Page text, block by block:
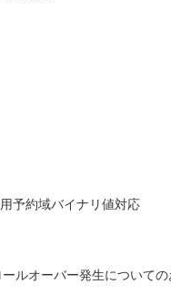
予約域バイナリ値対応
ルオーバー発生についての